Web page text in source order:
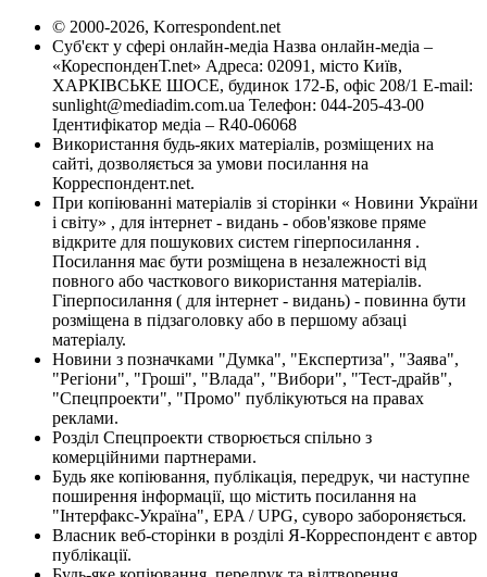
© 2000-2026, Korrespondent.net
Суб'єкт у сфері онлайн-медіа Назва онлайн-медіа –
«КореспонденТ.net» Адреса: 02091, місто Київ,
ХАРКІВСЬКЕ ШОСЕ, будинок 172-Б, офіс 208/1 E-mail:
sunlight@mediadim.com.ua Телефон: 044-205-43-00
Ідентифікатор медіа – R40-06068
Використання будь-яких матеріалів, розміщених на
сайті, дозволяється за умови посилання на
Корреспондент.net.
При копіюванні матеріалів зі сторінки « Новини України
і світу» , для інтернет - видань - обов'язкове пряме
відкрите для пошукових систем гіперпосилання .
Посилання має бути розміщена в незалежності від
повного або часткового використання матеріалів.
Гіперпосилання ( для інтернет - видань) - повинна бути
розміщена в підзаголовку або в першому абзаці
матеріалу.
Новини з позначками "Думка", "Експертиза", "Заява",
"Регіони", "Гроші", "Влада", "Вибори", "Тест-драйв",
"Спецпроекти", "Промо" публікуються на правах
реклами.
Розділ Спецпроекти створюється спільно з
комерційними партнерами.
Будь яке копіювання, публікація, передрук, чи наступне
поширення інформації, що містить посилання на
"Інтерфакс-Україна", EPA / UPG, суворо забороняється.
Власник веб-сторінки в розділі Я-Корреспондент є автор
публікації.